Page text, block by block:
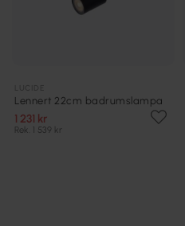
Lennert 22cm badrumslampa
1 231 kr
Rek. 1 539 kr